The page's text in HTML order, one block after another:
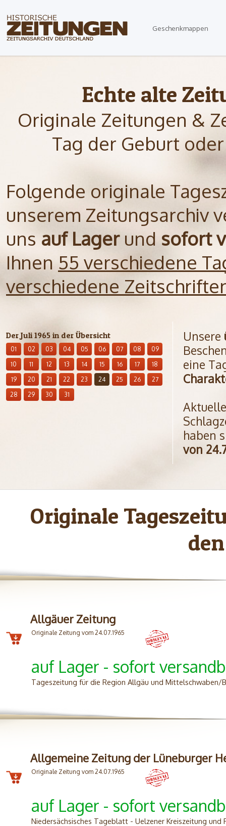
Geschenkmappen
Echte alte
Originale Zeitungen &
Tag der Geburt
Folgende originale
unserem Zeitungsarchiv
uns auf Lagerund sofort
Ihnen 55 verschiedene
verschiedene
Der Juli 1965 in der Übersicht
01 02 03 04 05 06 07 08
09
10
11 12 13 14 15 16 17
18
19
20 21 22 23 24 25 26
27
28
29 30 31
Unsere
eine
haben
von
Originale
Allgäuer Zeitung
Originale Zeitung vom 24.07.1965
auf Lager - sofort
Tageszeitung für die Region Allgäu und Mittelschwaben/
Allgemeine Zeitung der Lüneburger
Originale Zeitung vom 24.07.1965
auf Lager - sofort
Niedersächsisches Tageblatt - Uelzener Kreiszeitung und